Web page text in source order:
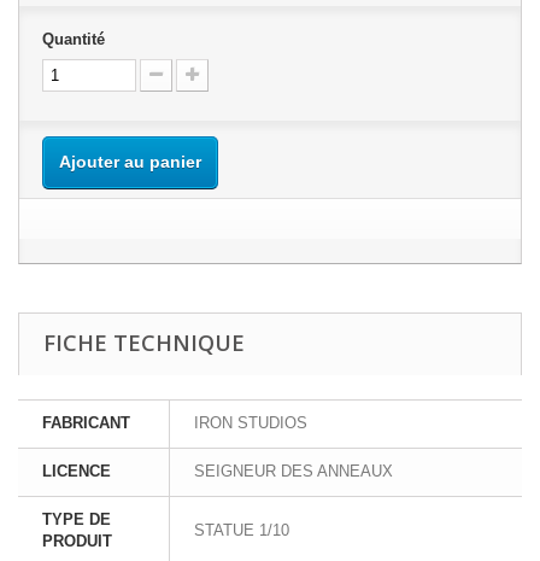
Quantité
Ajouter au panier
FICHE TECHNIQUE
FABRICANT IRON STUDIOS
LICENCE SEIGNEUR DES ANNEAUX
TYPE DE
PRODUIT
STATUE 1/10